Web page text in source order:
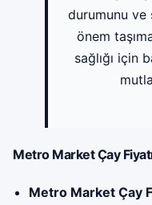
durumunu ve
önem
sağlığı için
Metro Market Çay
Metro Market Çay